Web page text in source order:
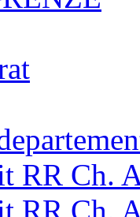
RR Ch.
RR Ch.